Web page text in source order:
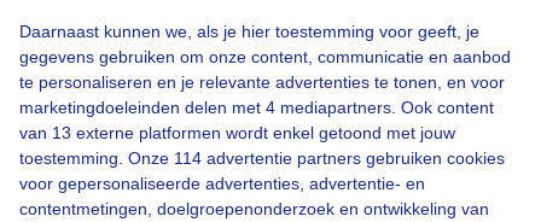
Daarnaast kunnen we, als je hier toestemming voor geeft, je
gegevens gebruiken om onze content, communicatie en aanbod
te personaliseren en je relevante advertenties te tonen, en voor
marketingdoeleinden delen met 4 mediapartners. Ook content
van 13 externe platformen wordt enkel getoond met jouw
toestemming. Onze 114 advertentie partners gebruiken cookies
voor gepersonaliseerde advertenties, advertentie- en
contentmetingen, doelgroepenonderzoek en ontwikkeling van
Een moment geduld aub...